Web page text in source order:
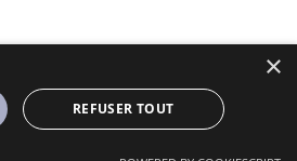
sur une base de Solopine
×
REFUSER TOUT